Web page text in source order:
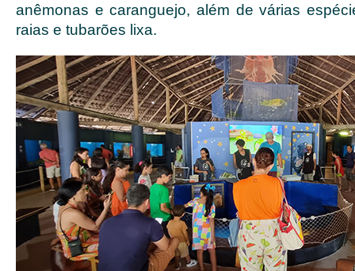
anêmonas e caranguejo, além de várias
raias e tubarões lixa.